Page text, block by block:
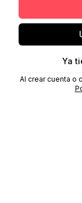
Ya
Al crear cuenta o